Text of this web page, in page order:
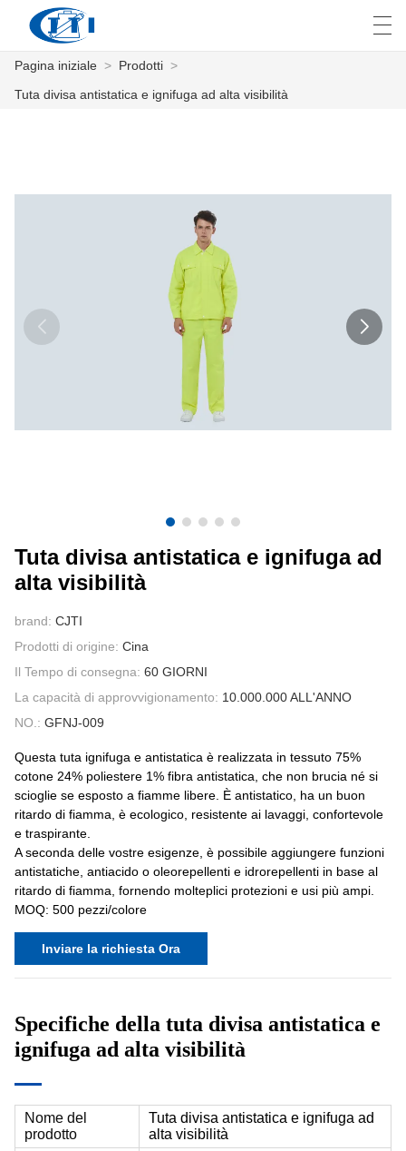
NOTIZIE
العربية česky
Pagina iniziale > Prodotti >
Tuta divisa antistatica e ignifuga ad alta visibilità
Tuta divisa antistatica e ignifuga ad
alta visibilità
brand: CJTI
Prodotti di origine: Cina
Il Tempo di consegna: 60 GIORNI
La capacità di approvvigionamento: 10.000.000 ALL'ANNO
NO.: GFNJ-009
Questa tuta ignifuga e antistatica è realizzata in tessuto 75%
cotone 24% poliestere 1% fibra antistatica, che non brucia né si
scioglie se esposto a fiamme libere. È antistatico, ha un buon
ritardo di fiamma, è ecologico, resistente ai lavaggi, confortevole
e traspirante.
A seconda delle vostre esigenze, è possibile aggiungere funzioni
antistatiche, antiacido o oleorepellenti e idrorepellenti in base al
ritardo di fiamma, fornendo molteplici protezioni e usi più ampi.
MOQ: 500 pezzi/colore
Inviare la richiesta Ora
Specifiche della tuta divisa antistatica e
ignifuga ad alta visibilità
Nome del
prodotto
Tuta divisa antistatica e ignifuga ad
alta visibilità